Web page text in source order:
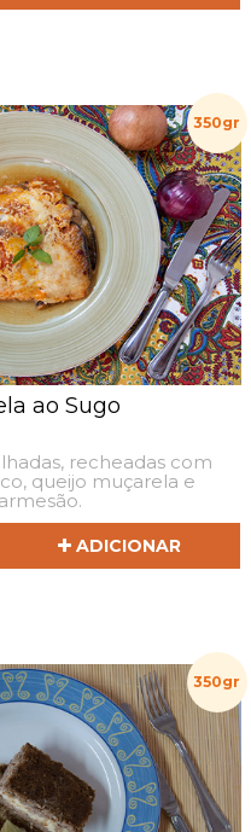
350gr
ao Sugo
recheadas com
queijo muçarela e
ADICIONAR
350gr